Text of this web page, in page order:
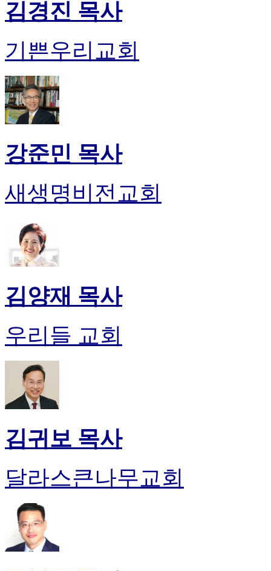
진
후
대
출
후
기
비
아
센
웹
토
미
프
미
프
약
국
국
24
김경진 목사
기쁜우리교회
강준민 목사
새생명비전교회
김양재 목사
우리들 교회
김귀보 목사
달라스큰나무교회